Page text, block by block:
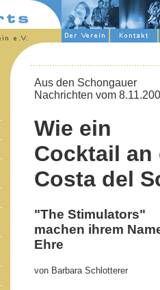
Aus den Schongauer
Nachrichten vom
Wie ein
Cocktail an
Costa del
"The Stimulators"
machen ihrem
Ehre
von Barbara Schlotterer